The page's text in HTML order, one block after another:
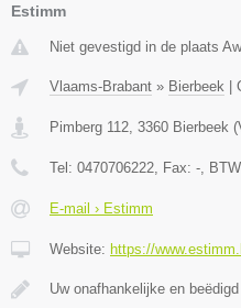
Estimm
Niet gevestigd in de plaats
Vlaams-Brabant » Bierbeek
Pimberg 112 3360 Bierbeek (
Tel: 0470706222 , Fax: - ,
E-mail › Estimm
Website: https://
Uw onafhankelijke en